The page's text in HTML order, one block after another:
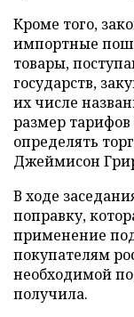
Кроме того,
импортные
товары,
государств,
их числе
размер
определять
Джеймисон
В ходе
поправку,
применение
покупателям
необходимой
получила.